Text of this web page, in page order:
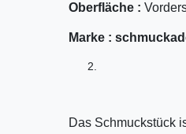
Oberfläche :
Marke :
Das Schmuckstück